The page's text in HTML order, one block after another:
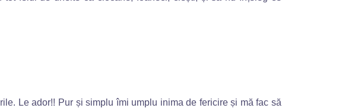
Le ador!! Pur și simplu îmi umplu inima de fericire și mă fac să